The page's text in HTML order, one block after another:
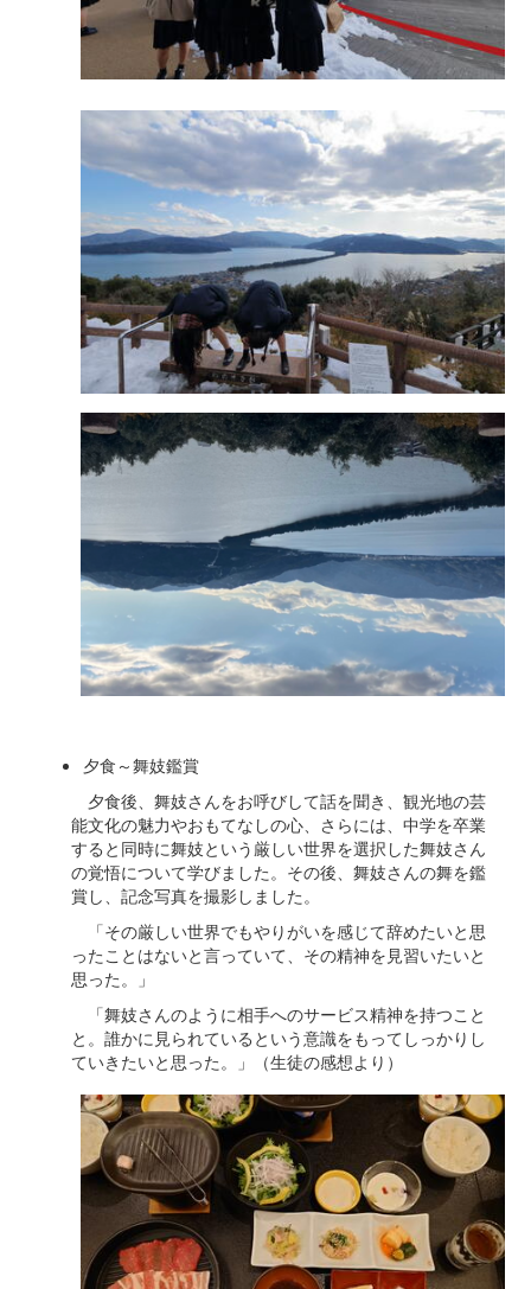
夕食～舞妓鑑賞
夕食後、舞妓さんをお呼びして話を聞き、観光地の芸
能文化の魅力やおもてなしの心、さらには、中学を卒業
すると同時に舞妓という厳しい世界を選択した舞妓さん
の覚悟について学びました。その後、舞妓さんの舞を鑑
賞し、記念写真を撮影しました。
「その厳しい世界でもやりがいを感じて辞めたいと思
ったことはないと言っていて、その精神を見習いたいと
思った。」
「舞妓さんのように相手へのサービス精神を持つこと
と。誰かに見られているという意識をもってしっかりし
ていきたいと思った。」（生徒の感想より）